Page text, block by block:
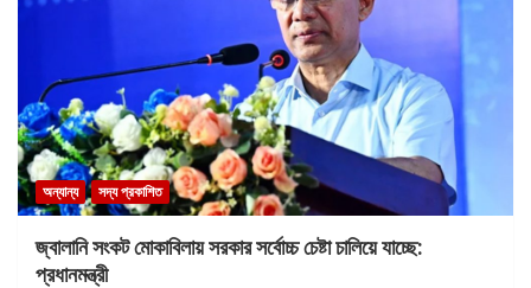
অন্যান্য সদ্য প্রকাশিত
জ্বালানি সংকট মোকাবিলায় সরকার সর্বোচ্চ চেষ্টা চালিয়ে যাচ্ছে:
প্রধানমন্ত্রী